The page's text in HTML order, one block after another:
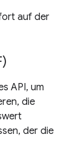
auf der
API, um
die
der die